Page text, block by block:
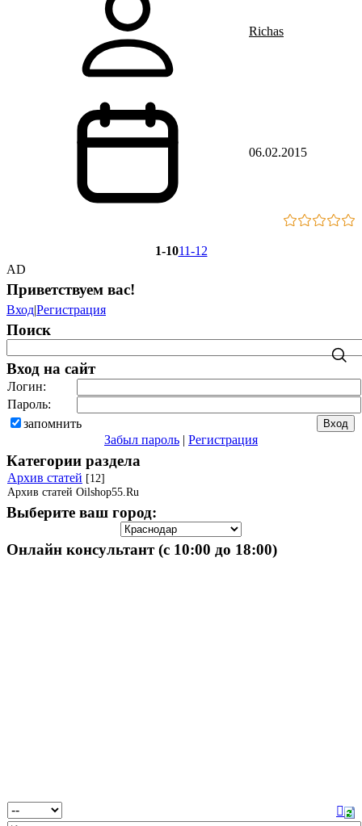
Richas
06.02.2015
1-1011-12
AD
Приветствуем вас!
Вход|Регистрация
Поиск
Вход на сайт
Логин:
Пароль:
запомнить
Забыл пароль | Регистрация
Категории раздела
Архив статей [12]
Архив статей Oilshop55.Ru
Выберите ваш город:
Онлайн консультант (с 10:00 до 18:00)